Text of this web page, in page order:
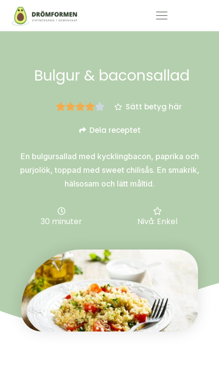
Bulgur & baconsallad
Sätt betyg här
Dela receptet
En bulgursallad med kycklingbacon, paprika och
purjolök, toppad med sweet chilisås. En smakrik,
hälsosam och lätt måltid.
30 minuter Nivå: Enkel